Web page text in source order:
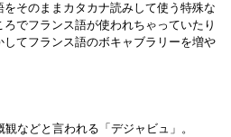
そのままカタカナ読みして使う特殊な
でフランス語が使われちゃっていたり
てフランス語のボキャブラリーを増や
などと言われる「デジャビュ」。